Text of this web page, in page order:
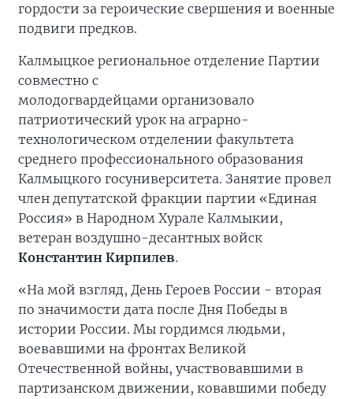
гордости за героические свершения и военные
подвиги предков.
Калмыцкое региональное отделение Партии
совместно с
молодогвардейцами организовало
патриотический урок на аграрно-
технологическом отделении факультета
среднего профессионального образования
Калмыцкого госуниверситета. Занятие провел
член депутатской фракции партии «Единая
Россия» в Народном Хурале Калмыкии,
ветеран воздушно-десантных войск
Константин Кирпилев.
«На мой взгляд, День Героев России - вторая
по значимости дата после Дня Победы в
истории России. Мы гордимся людьми,
воевавшими на фронтах Великой
Отечественной войны, участвовавшими в
партизанском движении, ковавшими победу